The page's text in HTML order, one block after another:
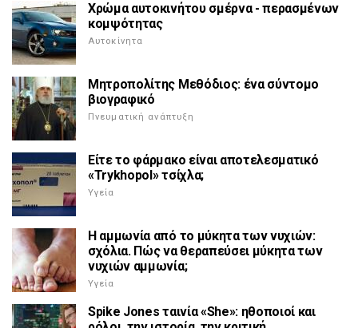
Χρώμα αυτοκινήτου σμέρνα - περασμένων
κομψότητας
Αυτοκίνητα
Μητροπολίτης Μεθόδιος: ένα σύντομο
βιογραφικό
Πνευματική ανάπτυξη
Είτε το φάρμακο είναι αποτελεσματικό
«Trykhopol» τσίχλα;
Υγεία
Η αμμωνία από το μύκητα των νυχιών:
σχόλια. Πώς να θεραπεύσει μύκητα των
νυχιών αμμωνία;
Υγεία
Spike Jones ταινία «She»: ηθοποιοί και